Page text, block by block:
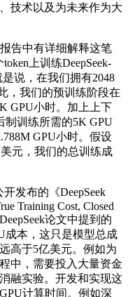
技术以及为未来作为大
告中有详细解释这笔
上训练DeepSeek-
说，在我们拥有2048
，我们的预训练阶段在
GPU小时。加上上下
制训练所需的5K GPU
GPU小时。假设
元，我们的总训练成
发布的《DeepSeek
Training Cost, Closed
论文中提到的
成本，这只是模型总成
高于5亿美元。例如为
中，需要投入大量资金
融实验。开发和实现这
计算时间。例如深